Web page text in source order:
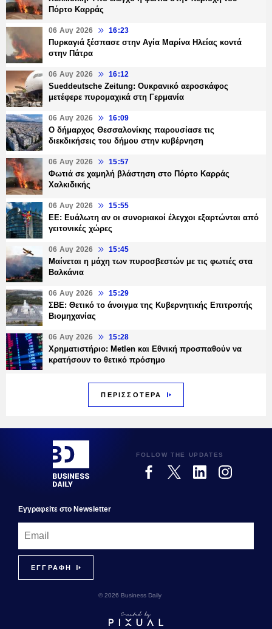
Πόρτο Καρράς
06 Αυγ 2026 16:23
Πυρκαγιά ξέσπασε στην Αγία Μαρίνα Ηλείας κοντά
στην Πάτρα
06 Αυγ 2026 16:12
Sueddeutsche Zeitung: Ουκρανικό αεροσκάφος
μετέφερε πυρομαχικά στη Γερμανία
06 Αυγ 2026 16:09
Ο δήμαρχος Θεσσαλονίκης παρουσίασε τις
διεκδικήσεις του δήμου στην κυβέρνηση
06 Αυγ 2026 15:57
Φωτιά σε χαμηλή βλάστηση στο Πόρτο Καρράς
Χαλκιδικής
06 Αυγ 2026 15:55
ΕΕ: Ευάλωτη αν οι συνοριακοί έλεγχοι εξαρτώνται από
γειτονικές χώρες
06 Αυγ 2026 15:45
Μαίνεται η μάχη των πυροσβεστών με τις φωτιές στα
Βαλκάνια
06 Αυγ 2026 15:29
ΣΒΕ: Θετικό το άνοιγμα της Κυβερνητικής Επιτροπής
Βιομηχανίας
06 Αυγ 2026 15:28
Χρηματιστήριο: Metlen και Εθνική προσπαθούν να
κρατήσουν το θετικό πρόσημο
ΠΕΡΙΣΣΟΤΕΡΑ
FOLLOW THE UPDATES
Εγγραφεiτε στο Newsletter
© 2026 Business Daily